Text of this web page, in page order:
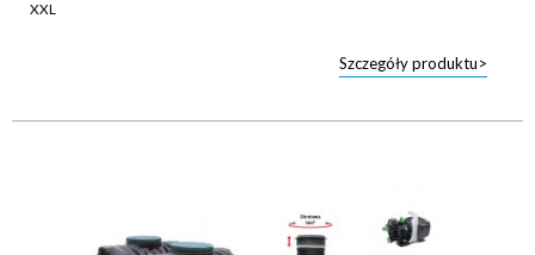
Szczegóły produktu>